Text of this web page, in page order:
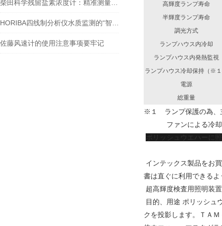
佐藤风速计的使用注意事项要牢记
高輝度ランプ寿命
半輝度ランプ寿命
調光方式
ランプハウス内冷却
ランプハウス内発熱監視
ランプハウス冷却保持（※
電源
総重量
※１ ランプ保護の為、
ファンによる冷却
ポリッシュウエハーに
インテックス製品をお
書は直ぐに利用できる
超高輝度検査用照明装
目的、用途 ポリッシュ
クを投影します。ＴＡ